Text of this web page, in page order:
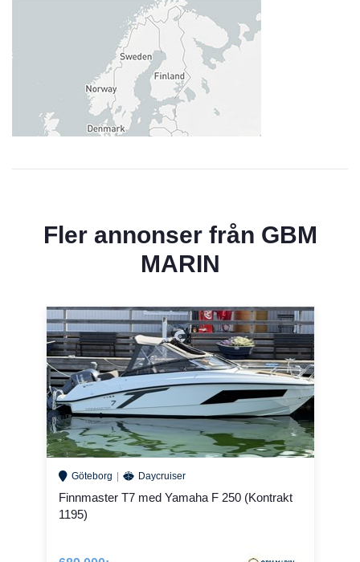
Fler annonser från GBM
MARIN
Göteborg Daycruiser
Finnmaster T7 med Yamaha F 250 (Kontrakt
1195)